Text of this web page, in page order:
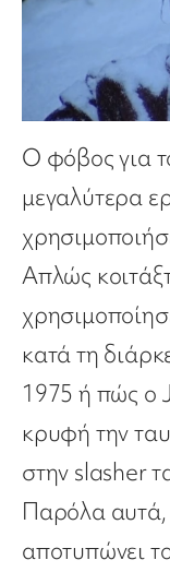
Ο φόβος για
μεγαλύτερα
Απλώς
κατά τη
1975 ή πώς ο
κρυφή την
στην slasher
Παρόλα αυτά,
αποτυπώνει